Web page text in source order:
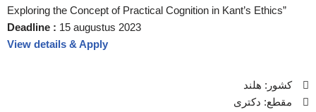
Exploring the Concept of Practical Cognition in Kant’s Ethics”
Deadline : 15 augustus 2023
View details & Apply
کشور: هلند
مقطع: دکتری